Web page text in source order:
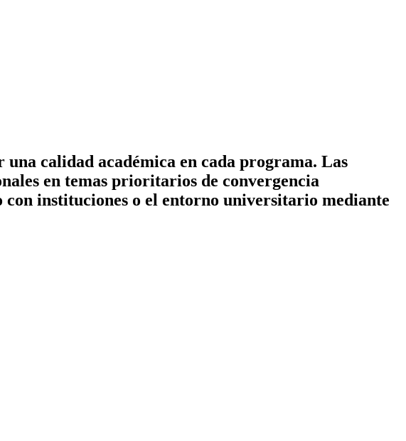
calidad académica en cada programa. Las
en temas prioritarios de convergencia
instituciones o el entorno universitario mediante